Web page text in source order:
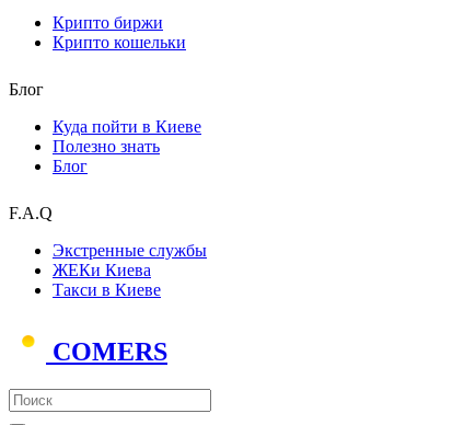
Крипто биржи
Крипто кошельки
Блог
Куда пойти в Киеве
Полезно знать
Блог
F.A.Q
Экстренные службы
ЖЕКи Киева
Такси в Киеве
COMERS